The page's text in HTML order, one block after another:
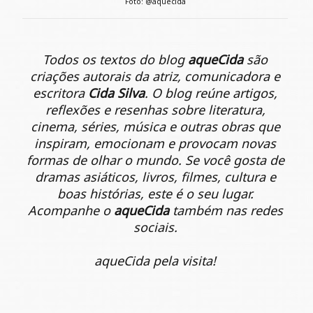
Todos os textos do blog aqueCidasão
criações autorais da atriz, comunicadora e
escritora Cida Silva. O blog reúne artigos,
reflexões e resenhas sobre literatura,
cinema, séries, música e outras obras que
inspiram, emocionam e provocam novas
formas de olhar o mundo. Se você gosta de
dramas asiáticos, livros, filmes, cultura e
boas histórias, este é o seu lugar.
Acompanhe o aqueCida também nas redes
sociais.
aqueCida pela visita!